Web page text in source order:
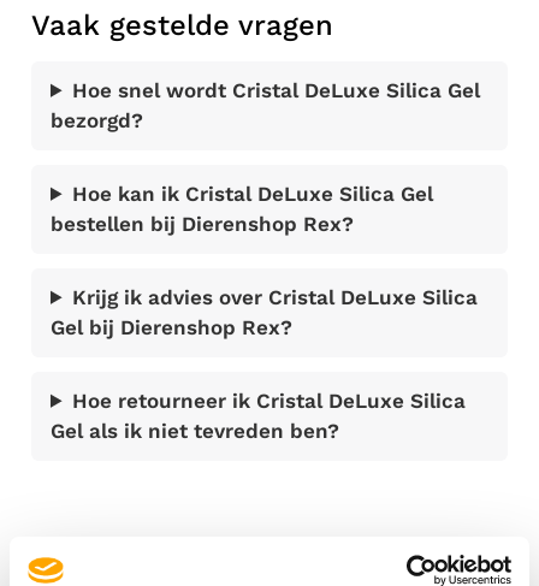
Vaak gestelde vragen
Hoe snel wordt Cristal DeLuxe Silica Gel
bezorgd?
Hoe kan ik Cristal DeLuxe Silica Gel
bestellen bij Dierenshop Rex?
Krijg ik advies over Cristal DeLuxe Silica
Gel bij Dierenshop Rex?
Hoe retourneer ik Cristal DeLuxe Silica
Gel als ik niet tevreden ben?